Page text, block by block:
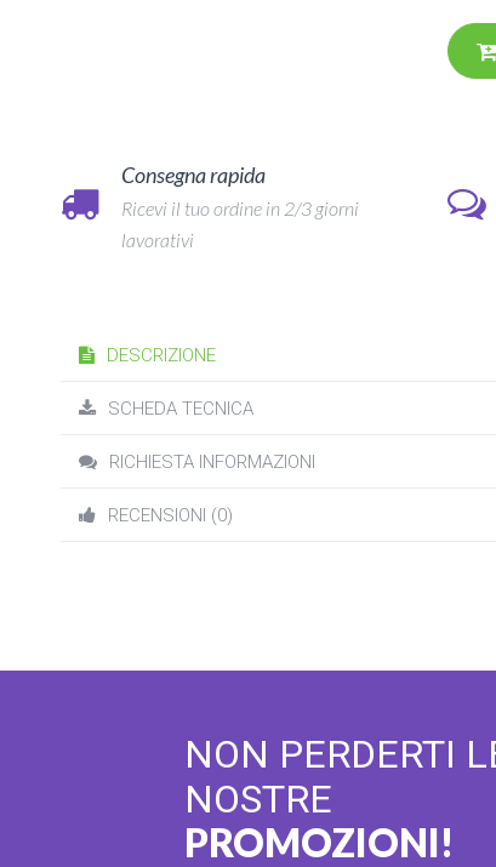
Consegna rapida
Ricevi il tuo ordine in 2/3 giorni
lavorativi
DESCRIZIONE
SCHEDA TECNICA
RICHIESTA INFORMAZIONI
RECENSIONI (0)
NON PERDERTI
NOSTRE
PROMOZIONI!